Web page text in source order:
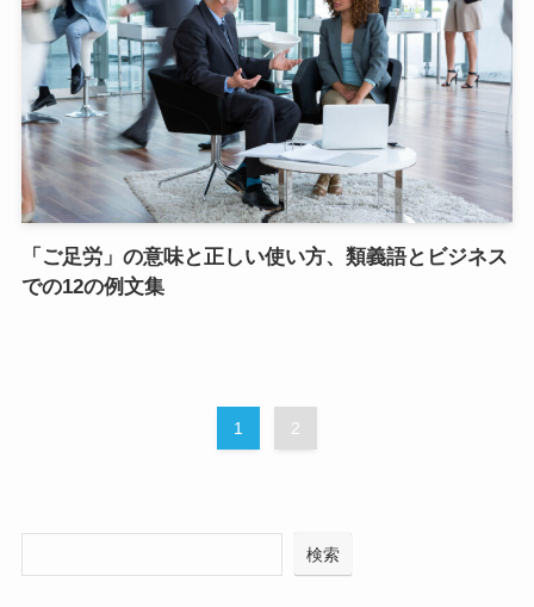
「ご足労」の意味と正しい使い方、類義語とビジネス
での12の例文集
1 2
検索